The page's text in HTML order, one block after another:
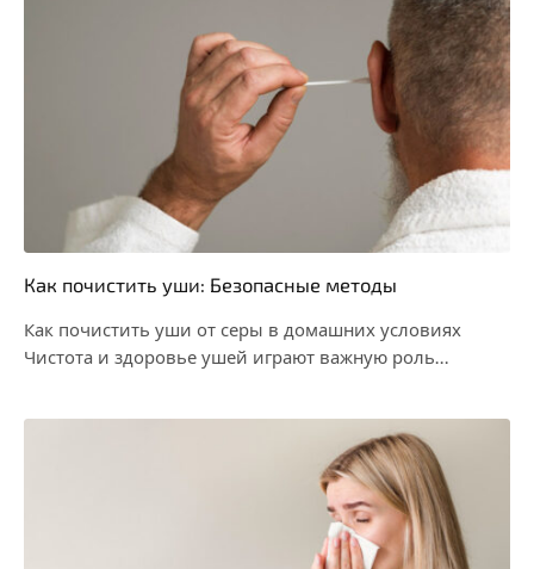
Как почистить уши: Безопасные методы
Как почистить уши от серы в домашних условиях
Чистота и здоровье ушей играют важную роль…